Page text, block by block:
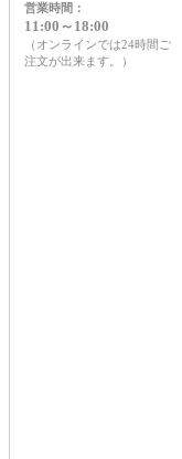
営業時間：
11:00～18:00
（オンラインでは24時間ご
注文が出来ます。）